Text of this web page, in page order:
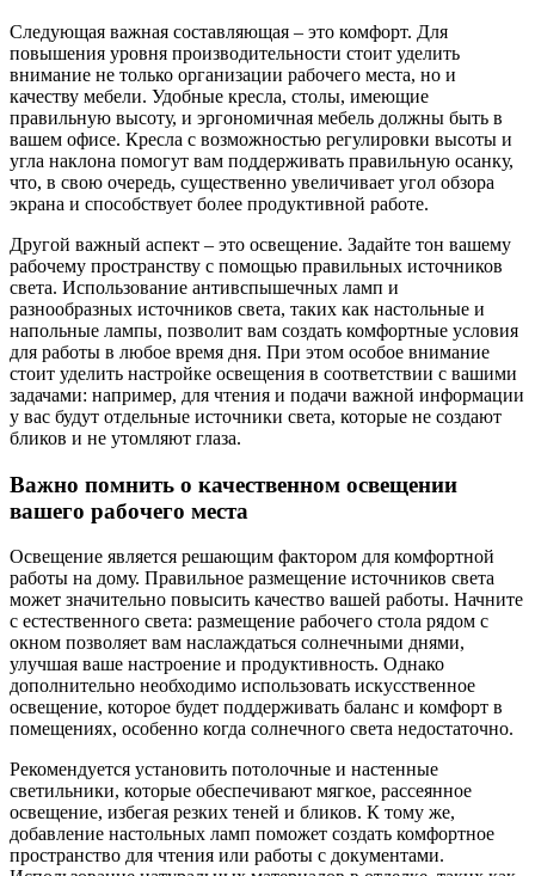
Следующая важная составляющая – это комфорт. Для
повышения уровня производительности стоит уделить
внимание не только организации рабочего места, но и
качеству мебели. Удобные кресла, столы, имеющие
правильную высоту, и эргономичная мебель должны быть в
вашем офисе. Кресла с возможностью регулировки высоты и
угла наклона помогут вам поддерживать правильную осанку,
что, в свою очередь, существенно увеличивает угол обзора
экрана и способствует более продуктивной работе.
Другой важный аспект – это освещение. Задайте тон вашему
рабочему пространству с помощью правильных источников
света. Использование антивспышечных ламп и
разнообразных источников света, таких как настольные и
напольные лампы, позволит вам создать комфортные условия
для работы в любое время дня. При этом особое внимание
стоит уделить настройке освещения в соответствии с вашими
задачами: например, для чтения и подачи важной информации
у вас будут отдельные источники света, которые не создают
бликов и не утомляют глаза.
Важно помнить о качественном освещении
вашего рабочего места
Освещение является решающим фактором для комфортной
работы на дому. Правильное размещение источников света
может значительно повысить качество вашей работы. Начните
с естественного света: размещение рабочего стола рядом с
окном позволяет вам наслаждаться солнечными днями,
улучшая ваше настроение и продуктивность. Однако
дополнительно необходимо использовать искусственное
освещение, которое будет поддерживать баланс и комфорт в
помещениях, особенно когда солнечного света недостаточно.
Рекомендуется установить потолочные и настенные
светильники, которые обеспечивают мягкое, рассеянное
освещение, избегая резких теней и бликов. К тому же,
добавление настольных ламп поможет создать комфортное
пространство для чтения или работы с документами.